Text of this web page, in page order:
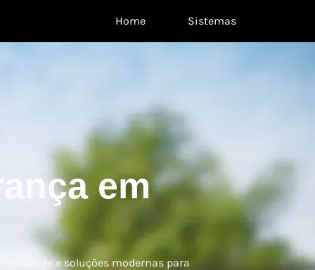
Home Sistemas
em
eficiente e soluções modernas para